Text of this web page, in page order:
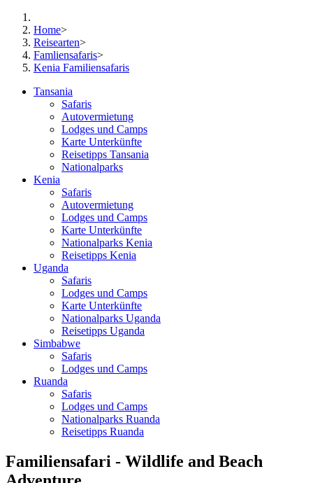
Home>
Reisearten>
Famliensafaris>
Kenia Familiensafaris
Tansania
Safaris
Autovermietung
Lodges und Camps
Karte Unterkünfte
Reisetipps Tansania
Nationalparks
Kenia
Safaris
Autovermietung
Lodges und Camps
Karte Unterkünfte
Nationalparks Kenia
Reisetipps Kenia
Uganda
Safaris
Lodges und Camps
Karte Unterkünfte
Nationalparks Uganda
Reisetipps Uganda
Simbabwe
Safaris
Lodges und Camps
Ruanda
Safaris
Lodges und Camps
Nationalparks Ruanda
Reisetipps Ruanda
Familiensafari - Wildlife and Beach